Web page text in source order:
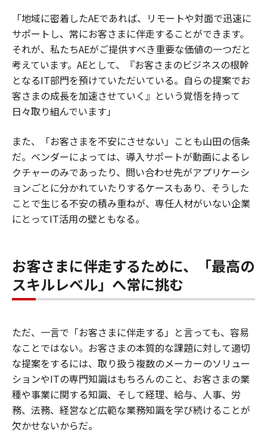
「地域に密着したAEであれば、リモートや対面で迅速に
サポートし、常にお客さまに伴走することができます。
それが、私たちAEがご提供すべき重要な価値の一つだと
考えています。AEとして、『お客さまのビジネスの根幹
となるIT部門を預けていただいている。自らの提案でお
客さまの成長を加速させていく』という覚悟を持って
日々取り組んでいます」
また、「お客さまを不安にさせない」ことも山田の信条
だ。ベンダーによっては、導入サポートが動画によるレ
クチャーのみであったり、問い合わせ先がアプリケーシ
ョンごとに分かれていたりするケースもあり、そうした
ことで生じる不安の積み重ねが、専任人材がいない企業
にとってIT活用の壁ともなる。
お客さまに伴走するために、「最高の
スキルレベル」へ常に挑む
ただ、一言で「お客さまに伴走する」と言っても、容易
なことではない。お客さまの本質的な課題に対して適切
な提案をするには、取り扱う複数のメーカーのソリュー
ションやITの専門知識はもちろんのこと、お客さまの業
種や事業に関する知識、そして経理、給与、人事、労
務、法務、経営など広範な業務知識を学び続けることが
欠かせないからだ。